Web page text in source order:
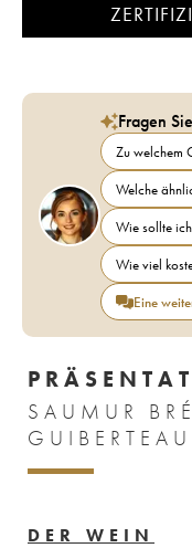
Fragen
Zu welchem
Welche
Wie sollte
Wie viel
Eine
SAUMUR
DER WEIN